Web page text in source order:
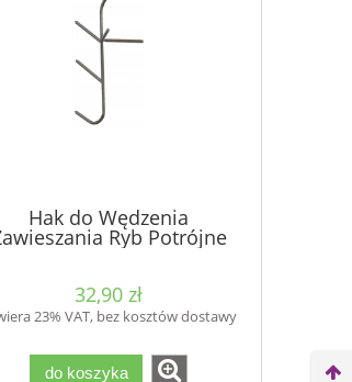
Hak do Wędzenia
Ryb Potrójne
BIOWIN
32,90 zł
23% VAT, bez kosztów dostawy
do koszyka